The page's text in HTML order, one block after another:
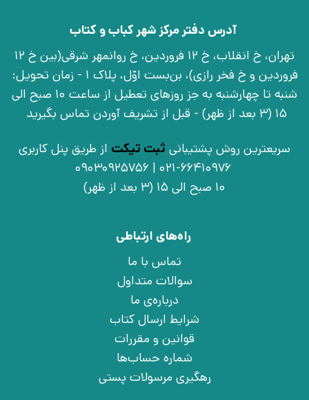
آدرس دفتر مرکز شهر کباب و کتاب
تهران، خ انقلاب، خ 12 فروردین، خ روانمهر شرقی(بین خ 12
فروردین و خ فخر رازی)، بن‌بست اوّل، پلاک 1 - زمان تحویل:
شنبه تا چهارشنبه به جز روزهای تعطیل از ساعت 10 صبح الی
15 (3 بعد از ظهر) - قبل از تشریف آوردن تماس بگیرید
سریعترین روش پشتیبانی ثبت تیکت از طریق پنل کاربری
021-66410976 | 09030925756
10 صبح الی 15 (3 بعد از ظهر)
راه‌های ارتباطی
تماس با ما
سوالات متداول
درباره‌ی ما
شرایط ارسال کتاب
قوانین و مقررات
شماره حساب‌ها
رهگیری مرسولات پستی